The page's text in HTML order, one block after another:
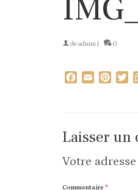
deadmin 0
Facebook
Email
Laisser un
Votre
Commentaire *